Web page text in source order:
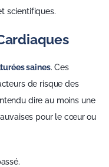
scientifiques.
saines. Ces
de risque des
dire au moins une
pour le cœur ou